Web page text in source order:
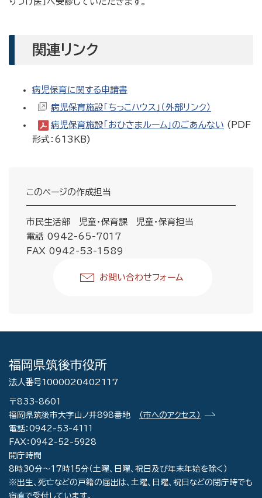
関連リンク
病児保育に関する申請書
病児保育施設「ちっこハウス」（外部リンク）
病児保育施設「おひさまルーム」のごあんない (PDF
形式：613KB)
このページの作成担当
市民生活部 児童・保育課 児童・保育担当
電話 0942-65-7017
FAX 0942-53-1589
お問い合わせフォーム
福岡県筑後市役所
法人番号1000020402117
〒833-8601
福岡県筑後市大字山ノ井898番地
（市へのアクセス）
電話：0942-53-4111
FAX：0942-52-5928
開庁時間
8時30分～17時15分（土曜、日曜、祝日及び年末年始を除く）
※出生、死亡などの戸籍の届出は、土曜、日曜、祝日などの閉庁時でも
宿直で受付しています。